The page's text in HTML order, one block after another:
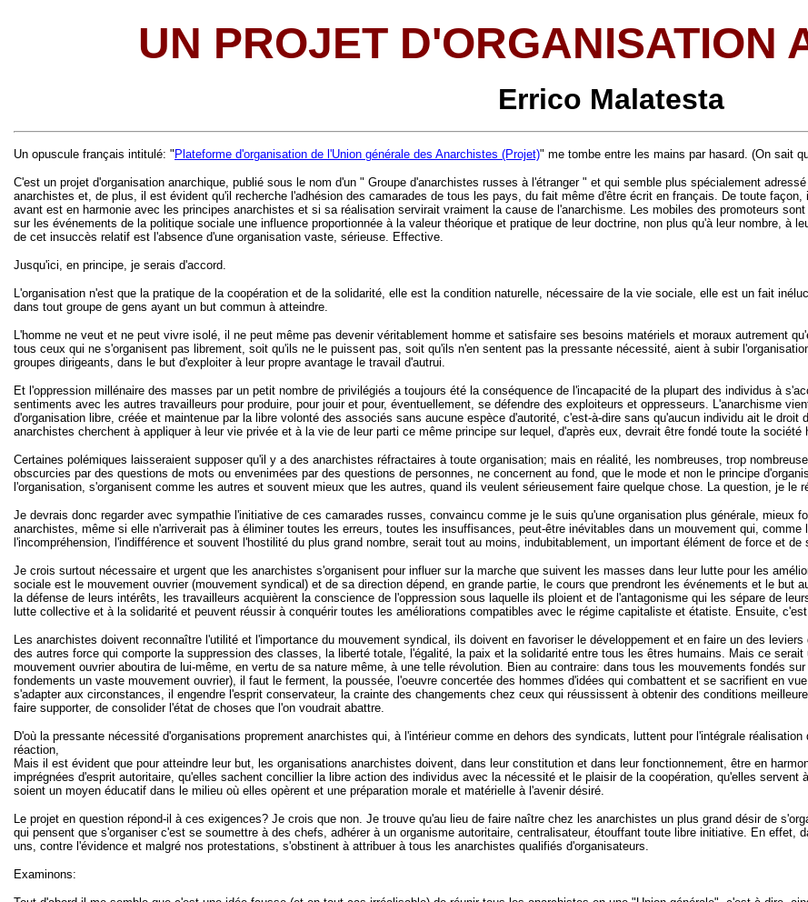
UN PROJET D'ORGANISATION
Errico Malatesta
Un opuscule français intitulé: " Plateforme d'organisation de l'Union générale des Anarchistes (Projet)" me tombe entre les mains par hasard. (On sait
C'est un projet d'organisation anarchique, publié sous le nom d'un " Groupe d'anarchistes russes à l'étranger " et qui semble plus spécialement
anarchistes et, de plus, il est évident qu'il recherche l'adhésion des camarades de tous les pays, du fait même d'être écrit en français. De toute
avant est en harmonie avec les principes anarchistes et si sa réalisation servirait vraiment la cause de l'anarchisme. Les mobiles des promoteurs
sur les événements de la politique sociale une influence proportionnée à la valeur théorique et pratique de leur doctrine, non plus qu'à leur nombre, à
de cet insuccès relatif est l'absence d'une organisation vaste, sérieuse. Effective.
Jusqu'ici, en principe, je serais d'accord.
L'organisation n'est que la pratique de la coopération et de la solidarité, elle est la condition naturelle, nécessaire de la vie sociale, elle est un fait
dans tout groupe de gens ayant un but commun à atteindre.
L'homme ne veut et ne peut vivre isolé, il ne peut même pas devenir véritablement homme et satisfaire ses besoins matériels et moraux autrement
tous ceux qui ne s'organisent pas librement, soit qu'ils ne le puissent pas, soit qu'ils n'en sentent pas la pressante nécessité, aient à subir
groupes dirigeants, dans le but d'exploiter à leur propre avantage le travail d'autrui.
Et l'oppression millénaire des masses par un petit nombre de privilégiés a toujours été la conséquence de l'incapacité de la plupart des individus à
sentiments avec les autres travailleurs pour produire, pour jouir et pour, éventuellement, se défendre des exploiteurs et oppresseurs. L'anarchisme
d'organisation libre, créée et maintenue par la libre volonté des associés sans aucune espèce d'autorité, c'est-à-dire sans qu'aucun individu ait le
anarchistes cherchent à appliquer à leur vie privée et à la vie de leur parti ce même principe sur lequel, d'après eux, devrait être fondé toute la société
Certaines polémiques laisseraient supposer qu'il y a des anarchistes réfractaires à toute organisation; mais en réalité, les nombreuses, trop
obscurcies par des questions de mots ou envenimées par des questions de personnes, ne concernent au fond, que le mode et non le principe
l'organisation, s'organisent comme les autres et souvent mieux que les autres, quand ils veulent sérieusement faire quelque chose. La question, je le
Je devrais donc regarder avec sympathie l'initiative de ces camarades russes, convaincu comme je le suis qu'une organisation plus générale, mieux
anarchistes, même si elle n'arriverait pas à éliminer toutes les erreurs, toutes les insuffisances, peut-être inévitables dans un mouvement qui,
l'incompréhension, l'indifférence et souvent l'hostilité du plus grand nombre, serait tout au moins, indubitablement, un important élément de force et
Je crois surtout nécessaire et urgent que les anarchistes s'organisent pour influer sur la marche que suivent les masses dans leur lutte pour les
sociale est le mouvement ouvrier (mouvement syndical) et de sa direction dépend, en grande partie, le cours que prendront les événements et le but
la défense de leurs intérêts, les travailleurs acquièrent la conscience de l'oppression sous laquelle ils ploient et de l'antagonisme qui les sépare de
lutte collective et à la solidarité et peuvent réussir à conquérir toutes les améliorations compatibles avec le régime capitaliste et étatiste. Ensuite,
Les anarchistes doivent reconnaître l'utilité et l'importance du mouvement syndical, ils doivent en favoriser le développement et en faire un des
des autres force qui comporte la suppression des classes, la liberté totale, l'égalité, la paix et la solidarité entre tous les êtres humains. Mais ce
mouvement ouvrier aboutira de lui-même, en vertu de sa nature même, à une telle révolution. Bien au contraire: dans tous les mouvements fondés
fondements un vaste mouvement ouvrier), il faut le ferment, la poussée, l'oeuvre concertée des hommes d'idées qui combattent et se sacrifient en
s'adapter aux circonstances, il engendre l'esprit conservateur, la crainte des changements chez ceux qui réussissent à obtenir des conditions
faire supporter, de consolider l'état de choses que l'on voudrait abattre.
D'où la pressante nécessité d'organisations proprement anarchistes qui, à l'intérieur comme en dehors des syndicats, luttent pour l'intégrale
réaction,
Mais il est évident que pour atteindre leur but, les organisations anarchistes doivent, dans leur constitution et dans leur fonctionnement, être en
imprégnées d'esprit autoritaire, qu'elles sachent concillier la libre action des individus avec la nécessité et le plaisir de la coopération, qu'elles
soient un moyen éducatif dans le milieu où elles opèrent et une préparation morale et matérielle à l'avenir désiré.
Le projet en question répond-il à ces exigences? Je crois que non. Je trouve qu'au lieu de faire naître chez les anarchistes un plus grand désir de
qui pensent que s'organiser c'est se soumettre à des chefs, adhérer à un organisme autoritaire, centralisateur, étouffant toute libre initiative. En
uns, contre l'évidence et malgré nos protestations, s'obstinent à attribuer à tous les anarchistes qualifiés d'organisateurs.
Examinons: